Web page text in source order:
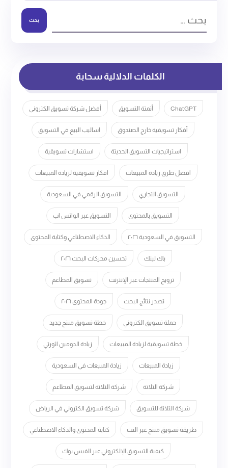
بحث
الكلمات الدلالية سحابة
ChatGPT أتمتة التسويق أفضل شركة تسويق الكتروني
أفكار تسويقية خارج الصندوق اساليب البيع في التسويق
استراتيجيات التسويق الحديثة استشارات تسويقية
افضل طرق زيادة المبيعات افكار تسويقية لزيادة المبيعات
التسويق التجاري التسويق الرقمي في السعودية
التسويق بالمحتوى التسويق عبر الواتس اب
التسويق في السعودية ٢٠٢٦ الذكاء الاصطناعي وكتابة المحتوى
باك لينك تحسين محركات البحث ٢٠٢٦
ترويج المنتجات عبر الإنترنت تسويق المطاعم
تصدر نتائج البحث جودة المحتوى ٢٠٢٦
حملة تسويق الكتروني خطة تسويق منتج جديد
خطة تسويقية لزيادة المبيعات زيادة الدومين اثورتي
زيادة المبيعات زيادة المبيعات في السعودية
شركة التلاتة شركة التلاتة لتسويق المطاعم
شركة التلاتة للتسويق شركة تسويق الكتروني في الرياض
طريقة تسويق منتج عبر النت كتابة المحتوى والذكاء الاصطناعي
كيفية التسويق الإلكتروني عبر الفيس بوك